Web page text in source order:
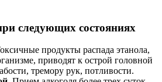
следующих состояниях
продукты распада этанола,
приводят к острой головной
тремору рук, потливости.